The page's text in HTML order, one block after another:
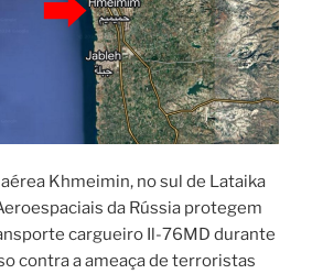
aérea Khmeimin, no sul de Lataika
da Rússia protegem
cargueiro Il-76MD durante
contra a ameaça de terroristas